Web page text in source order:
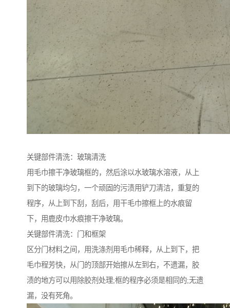
关键部件清洗：玻璃清洗
用毛巾擦干净玻璃框的，然后涂以水玻璃水溶液，从上
到下的玻璃均匀，一个顽固的污渍用铲刀清洁，重复的
程序，从上到下刮，刮后，用干毛巾擦框上的水痕留
下，用鹿皮巾水痕擦干净玻璃。
关键部件清洗：门和框架
区分门材料之间，用洗涤剂用毛巾稀释，从上到下，把
毛巾程芳快，从门的顶部开始擦从左到右，不遗漏，胶
渍的地方可以用除胶剂处理;框的程序必须是相同的;无遗
漏，没有死角。